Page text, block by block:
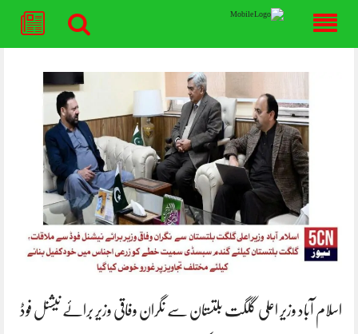
اسلام آباد وزیر اعلی گلگت بلتستان سے نگران وفاقی وزیر برائے نیشنل فوڈ